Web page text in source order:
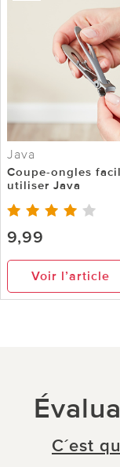
Java
Coupe-ongles
utiliser Java
9,99
Voir l’article
C´est